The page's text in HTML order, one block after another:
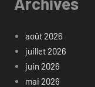
août 2026
juillet 2026
juin 2026
mai 2026